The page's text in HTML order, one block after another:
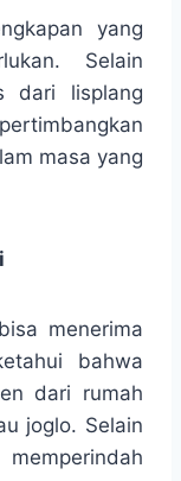
yang
Selain
dari lisplang
masa yang
menerima
bahwa
dari rumah
joglo. Selain